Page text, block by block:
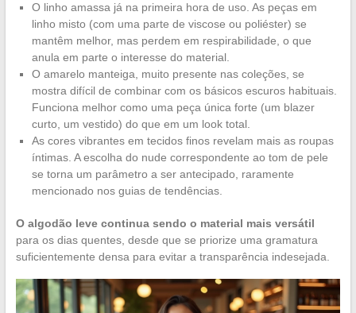
O linho amassa já na primeira hora de uso. As peças em
linho misto (com uma parte de viscose ou poliéster) se
mantêm melhor, mas perdem em respirabilidade, o que
anula em parte o interesse do material.
O amarelo manteiga, muito presente nas coleções, se
mostra difícil de combinar com os básicos escuros habituais.
Funciona melhor como uma peça única forte (um blazer
curto, um vestido) do que em um look total.
As cores vibrantes em tecidos finos revelam mais as roupas
íntimas. A escolha do nude correspondente ao tom de pele
se torna um parâmetro a ser antecipado, raramente
mencionado nos guias de tendências.
O algodão leve continua sendo o material mais versátil
para os dias quentes, desde que se priorize uma gramatura
suficientemente densa para evitar a transparência indesejada.